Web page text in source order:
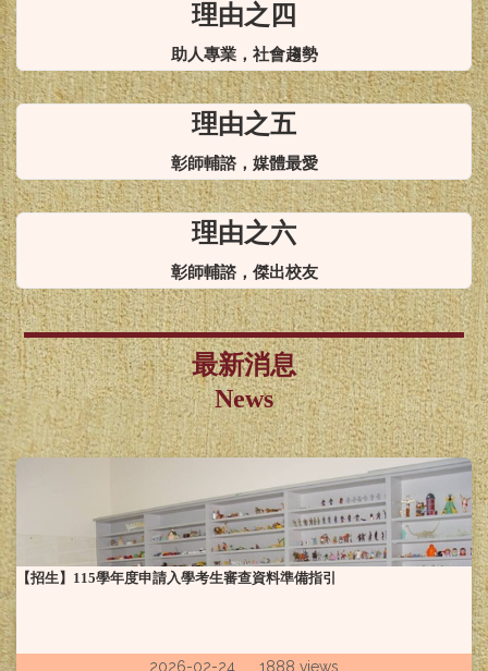
理由之四
助人專業，社會趨勢
理由之五
彰師輔諮，媒體最愛
理由之六
彰師輔諮，傑出校友
最新消息
News
【招生】115學年度申請入學考生審查資料準備指引
2026-02-24 1888 views